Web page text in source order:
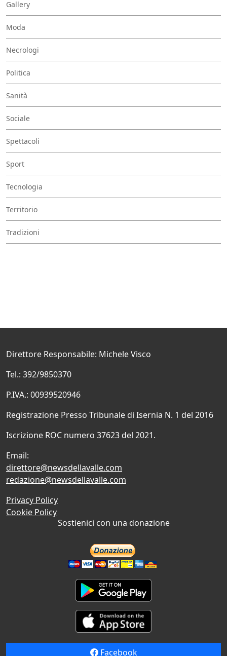
Gallery
Moda
Necrologi
Politica
Sanità
Sociale
Spettacoli
Sport
Tecnologia
Territorio
Tradizioni
Direttore Responsabile: Michele Visco
Tel.: 392/9850370
P.IVA.: 00939520946
Registrazione Presso Tribunale di Isernia N. 1 del 2016
Iscrizione ROC numero 37623 del 2021.
Email:
direttore@newsdellavalle.com
redazione@newsdellavalle.com
Privacy Policy
Cookie Policy
Sostienici con una donazione
Facebook